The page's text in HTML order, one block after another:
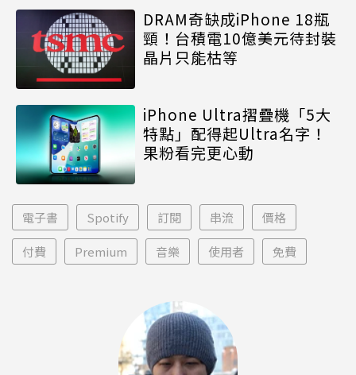
DRAM奇缺成iPhone 18瓶
頸！台積電10億美元待封裝
晶片只能枯等
iPhone Ultra摺疊機「5大
特點」配得起Ultra名字！
果粉看完更心動
電子書 Spotify 訂閱 串流 價格
付費 Premium 音樂 使用者 免費